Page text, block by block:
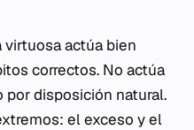
virtuosa actúa bien
correctos. No actúa
por disposición natural.
el exceso y el